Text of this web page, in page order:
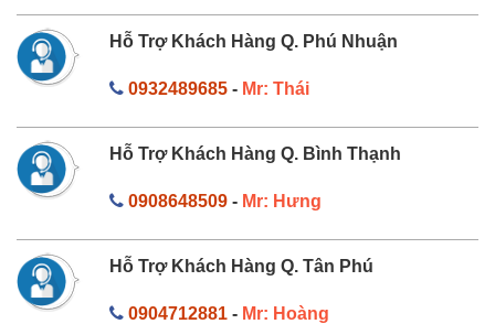
Hỗ Trợ Khách Hàng Q. Phú Nhuận
0932489685- Mr: Thái
Hỗ Trợ Khách Hàng Q. Bình Thạnh
0908648509- Mr: Hưng
Hỗ Trợ Khách Hàng Q. Tân Phú
0904712881- Mr: Hoàng